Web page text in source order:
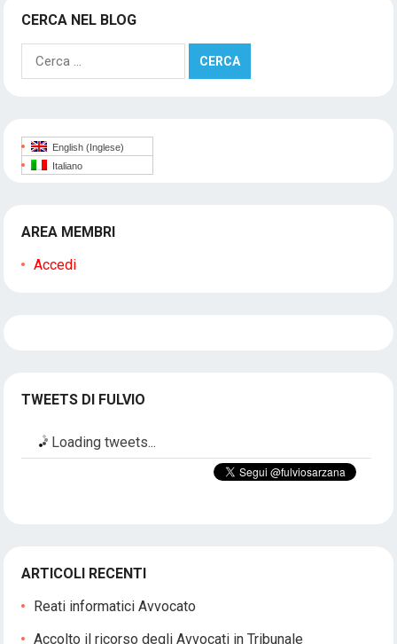
CERCA NEL BLOG
Ricerca
per:
English (Inglese)
Italiano
AREA MEMBRI
Accedi
TWEETS DI FULVIO
Loading tweets...
ARTICOLI RECENTI
Reati informatici Avvocato
Accolto il ricorso degli Avvocati in Tribunale